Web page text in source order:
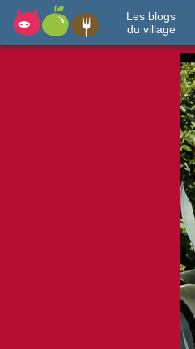
Les blogs
du village